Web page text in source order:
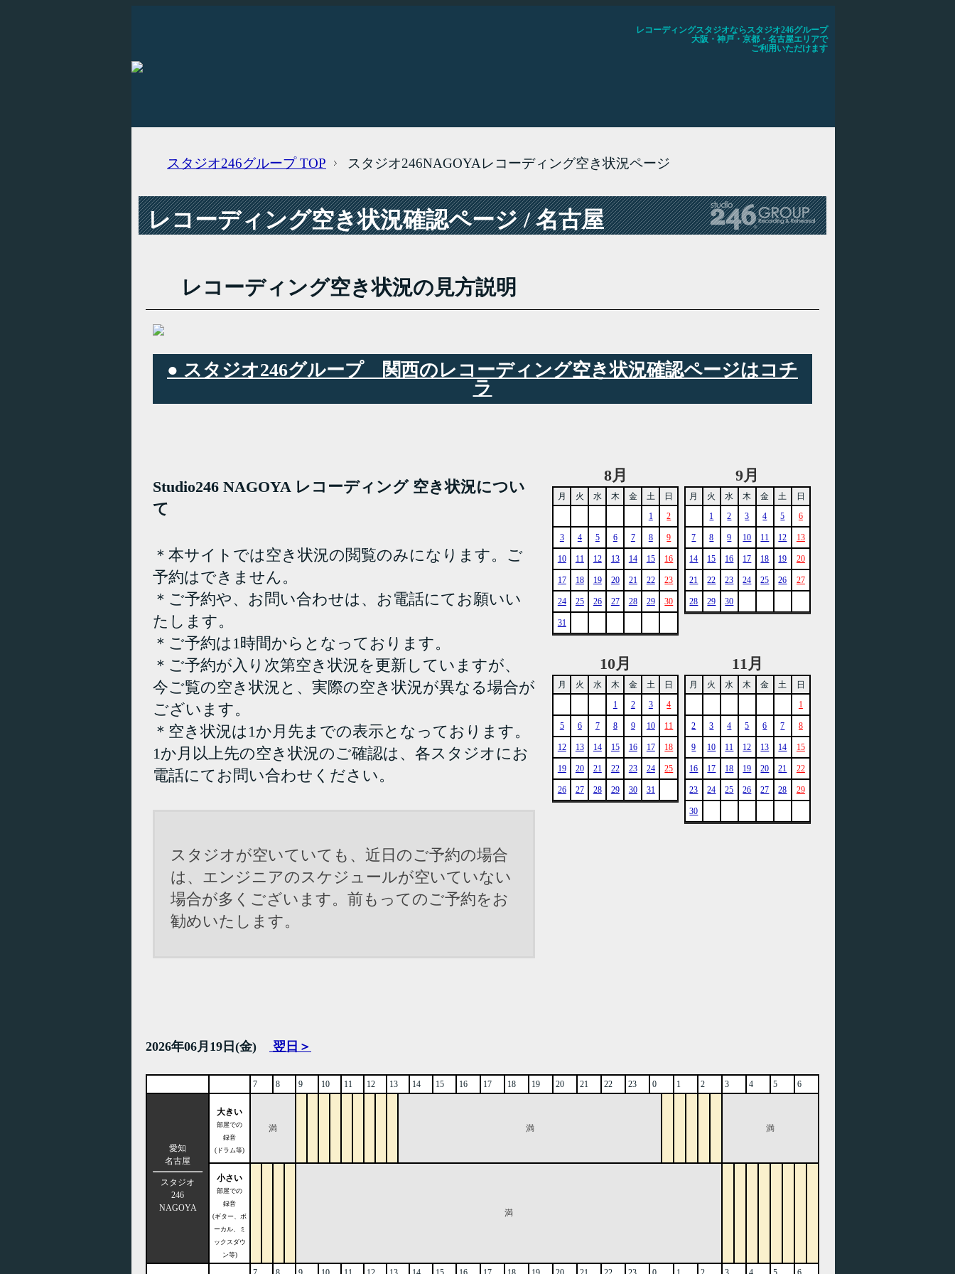
レコーディングスタジオならスタジオ246グループ
大阪・神戸・京都・名古屋エリアで
ご利用いただけます
スタジオ246グループTOP スタジオ246NAGOYAレコーディング空き状況ページ
レコーディング空き状況確認ページ / 名古屋
レコーディング空き状況の見方説明
● スタジオ246グループ 関西のレコーディング空き状況確認ページはコチ
ラ
Studio246 NAGOYA レコーディング 空き状況につい
て
＊本サイトでは空き状況の閲覧のみになります。ご
予約はできません。
＊ご予約や、お問い合わせは、お電話にてお願いい
たします。
＊ご予約は1時間からとなっております。
＊ご予約が入り次第空き状況を更新していますが、
今ご覧の空き状況と、実際の空き状況が異なる場合が
ございます。
＊空き状況は1か月先までの表示となっております。
1か月以上先の空き状況のご確認は、各スタジオにお
電話にてお問い合わせください。
スタジオが空いていても、近日のご予約の場合
は、エンジニアのスケジュールが空いていない
場合が多くございます。前もってのご予約をお
勧めいたします。
8月
月 火 水 木 金 土
日
1
2
3 4 5 6 7 8 9
10 11 12 13 14 15 16
17 18 19 20 21 22 23
24 25 26 27 28 29 30
31
9月
月 火 水 木 金 土
日
1
2 3 4 5 6
7 8 9 10 11 12 13
14 15 16 17 18 19 20
21 22 23 24 25 26 27
28 29 30
10月
月 火 水 木 金 土
日
1
2 3 4
5 6 7 8 9 10 11
12 13 14 15 16 17 18
19 20 21 22 23 24 25
26 27 28 29 30 31
11月
月 火 水 木 金 土
日
1
2 3 4 5 6 7 8
9 10 11 12 13 14 15
16 17 18 19 20 21 22
23 24 25 26 27 28 29
30
2026年06月19日(金) 翌日＞
7 8 9 10 11 12 13 14 15 16 17 18 19 20 21 22 23 0 1 2 3 4 5 6
愛知
名古屋
スタジオ
246
NAGOYA
大きい
部屋での
録音
(ドラム等)
満 満 満
小さい
部屋での
録音
(ギター、ボ
ーカル、ミ
ックスダウ
ン等)
満